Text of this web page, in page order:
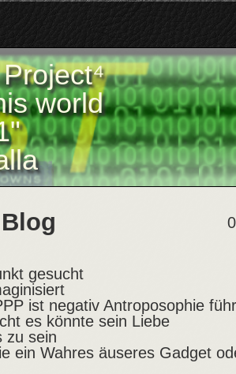
world
gesucht
ist negativ Antroposophie
es könnte sein Liebe
zu sein
ein Wahres äuseres Gadget